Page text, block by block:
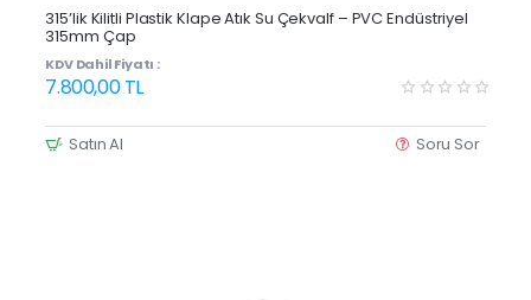
Yeni Ürün
315’lik Kilitli Plastik Klape Atık Su Çekvalf – PVC Endüstriyel
315mm Çap
KDV Dahil Fiyatı :
7.800,00 TL
Satın Al Soru Sor